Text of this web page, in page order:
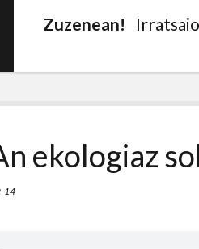
Zuzenean!
ekologiaz
14